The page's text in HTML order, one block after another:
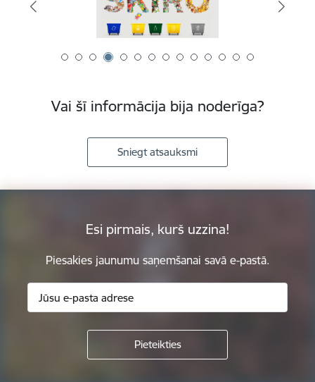
Vai šī informācija bija noderīga?
Sniegt atsauksmi
Esi pirmais, kurš uzzina!
Piesakies jaunumu saņemšanai savā e-pastā.